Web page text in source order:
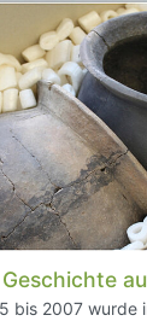
bis 2007 wurde